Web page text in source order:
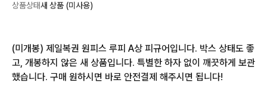
상품상태새 상품 (미사용)
(미개봉) 제일복권 원피스 루피 A상 피규어입니다. 박스 상태도 좋
고, 개봉하지 않은 새 상품입니다. 특별한 하자 없이 깨끗하게 보관
했습니다. 구매 원하시면 바로 안전결제 해주시면 됩니다!